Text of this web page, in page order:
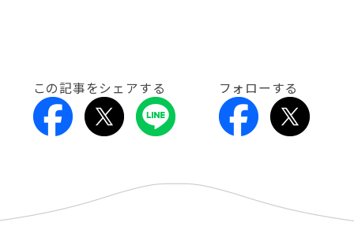
この記事をシェアする フォローする